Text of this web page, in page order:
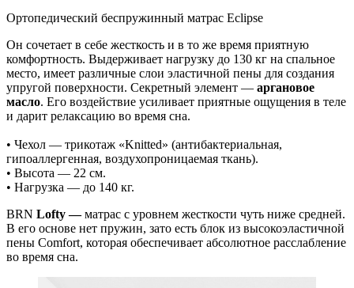
Ортопедический беспружинный матрас Eclipse
Он сочетает в себе жесткость и в то же время приятную
комфортность. Выдерживает нагрузку до 130 кг на спальное
место, имеет различные слои эластичной пены для создания
упругой поверхности. Секретный элемент — аргановое
масло. Его воздействие усиливает приятные ощущения в теле
и дарит релаксацию во время сна.
• Чехол — трикотаж «Knitted» (антибактериальная,
гипоаллергенная, воздухопроницаемая ткань).
• Высота — 22 см.
• Нагрузка — до 140 кг.
BRN Lofty —матрас с уровнем жесткости чуть ниже средней.
В его основе нет пружин, зато есть блок из высокоэластичной
пены Comfort, которая обеспечивает абсолютное расслабление
во время сна.